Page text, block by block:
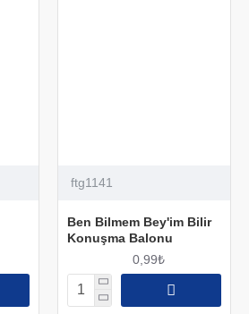
ftg1141
Ben Bilmem Bey'im Bilir
Konuşma Balonu
0,99₺